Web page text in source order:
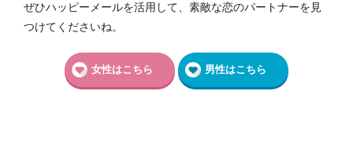
ぜひハッピーメールを活用して、素敵な恋のパートナーを見
つけてくださいね。
女性はこちら 男性はこちら